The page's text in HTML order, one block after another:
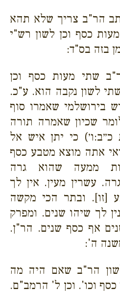
הר"ב צריך שלא תהא
כסף וכן לשון רש"י
בזה בס"ד:
שתי מעות כסף וכן
לשון נקבה הוא. ע"כ.
בירושלמי שאמרו סוף
שכיון שאמרה תורה
כי יתן איש אל
אתה מוצא מטבע כסף
ממעה שהוא גרה
עשרין מעין. אין לך
[זו]. ובתר הכי מקשה
לך שיהו שנים. ומפרק
אף כסף שנים. הר"ן.
ה':
הר"ב שאם היה מה
וכו'. וכן ל' הרמב"ם.